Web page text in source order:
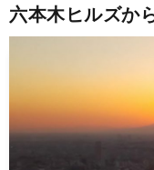
六本木ヒルズか